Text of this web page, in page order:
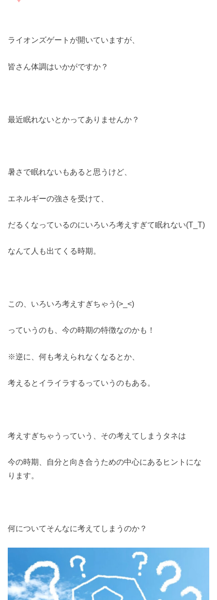
ライオンズゲートが開いていますが、
皆さん体調はいかがですか？
最近眠れないとかってありませんか？
暑さで眠れないもあると思うけど、
エネルギーの強さを受けて、
だるくなっているのにいろいろ考えすぎて眠れない(T_T)
なんて人も出てくる時期。
この、いろいろ考えすぎちゃう(>_<)
っていうのも、今の時期の特徴なのかも！
※逆に、何も考えられなくなるとか、
考えるとイライラするっていうのもある。
考えすぎちゃうっていう、その考えてしまうタネは
今の時期、自分と向き合うための中心にあるヒントにな
ります。
何についてそんなに考えてしまうのか？